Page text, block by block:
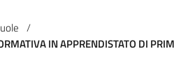
/
IN APPRENDISTATO DI